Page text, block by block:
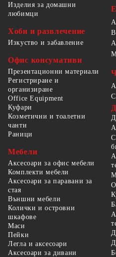
Изделия за домашни
любимци
Хоби и развлечение
Изкуство и забавление
Офис консумативи
Презентационни материали
Регистриране и
организиране
Office Equipment
Куфари
Козметични и тоалетни
чанти
Раници
Мебели
Аксесоари за офис мебели
Комплекти мебели
Аксесоари за паравани за
стая
Външни мебели
Колички и островни
шкафове
Маси
Пейки
Легла и аксесоари
Аксесоари за дивани